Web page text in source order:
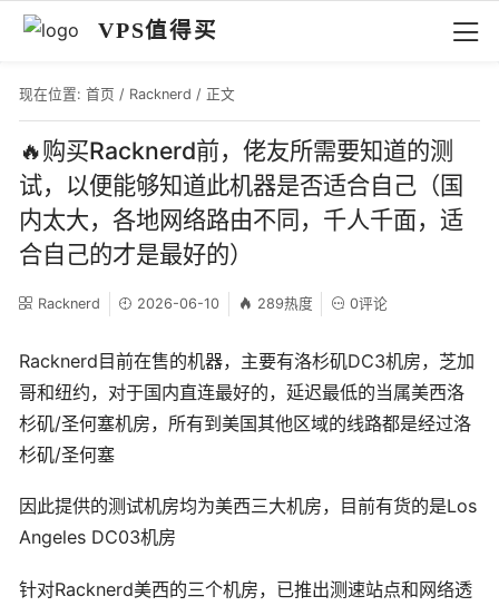
VPS值得买
现在位置: 首页 / Racknerd / 正文
🔥购买Racknerd前，佬友所需要知道的测
试，以便能够知道此机器是否适合自己（国
内太大，各地网络路由不同，千人千面，适
合自己的才是最好的）
Racknerd 2026-06-10 289热度 0评论
Racknerd目前在售的机器，主要有洛杉矶DC3机房，芝加
哥和纽约，对于国内直连最好的，延迟最低的当属美西洛
杉矶/圣何塞机房，所有到美国其他区域的线路都是经过洛
杉矶/圣何塞
因此提供的测试机房均为美西三大机房，目前有货的是Los
Angeles DC03机房
针对Racknerd美西的三个机房，已推出测速站点和网络透